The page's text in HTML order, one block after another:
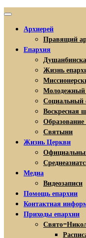
Архиерей
Правящий
Епархия
Жизнь
Молодежный
Социальный
Воскресная
Образование
Святыни
Жизнь Церкви
Медиа
Видеозаписи
Помощь епархии
Контактная
Приходы епархии
Свято-